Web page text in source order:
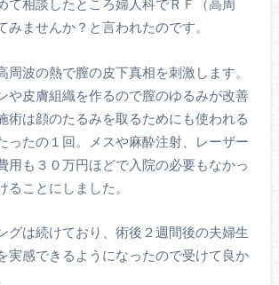
て相談したところ婦人科でＲＦ（高周
みませんか？と言われたのです。
周波の熱で膣の皮下真相を刺激します。
や皮膚組織を作るので膣のゆるみが改善
術は顔のたるみを取るためにも使われる
ったの１回。メスや麻酔注射、レーザー
用も３０万円ほどで入院の必要もなかっ
ることにしました。
グは続けており、術後２週間後の夫婦生
実感できるようになったので受けて良か